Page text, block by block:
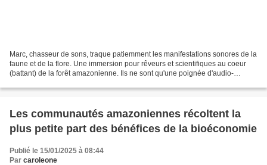
Marc, chasseur de sons, traque patiemment les manifestations sonores de la
faune et de la flore. Une immersion pour rêveurs et scientifiques au coeur
(battant) de la forêt amazonienne. Ils ne sont qu'une poignée d'audio-
Les communautés amazoniennes récoltent la
plus petite part des bénéfices de la bioéconomie
Publié le 15/01/2025 à 08:44
Par caroleone